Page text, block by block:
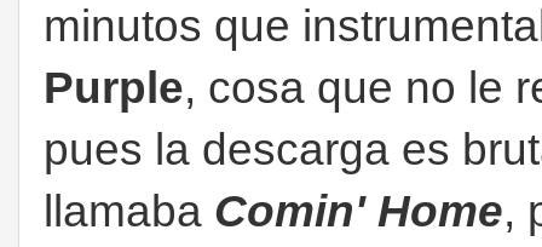
minutos que
Purple, cosa que no le
pues la descarga es
llamaba Comin' Home,